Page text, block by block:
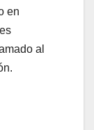
en
al